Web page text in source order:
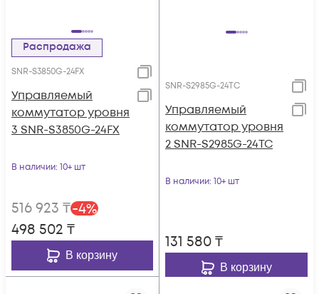
Распродажа
SNR-S3850G-24FX
Управляемый
коммутатор уровня
3 SNR-S3850G-24FX
В наличии: 10+ шт
516 923 ₸-4%
498 502 ₸
В корзину
SNR-S2985G-24TC
Управляемый
коммутатор уровня
2 SNR-S2985G-24TC
В наличии: 10+ шт
131 580₸
В корзину